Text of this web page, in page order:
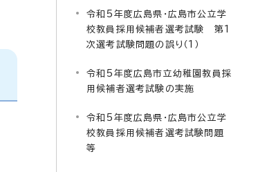
令和5年度広島県・広島市公立学
校教員採用候補者選考試験 第1
次選考試験問題の誤り（1）
令和5年度広島市立幼稚園教員採
用候補者選考試験の実施
令和5年度広島県・広島市公立学
校教員採用候補者選考試験問題
等